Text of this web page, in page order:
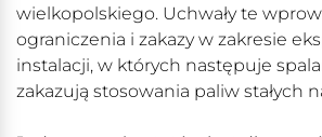
wielkopolskiego. Uchwały te
ograniczenia i zakazy w zakresie
instalacji, w których następuje
zakazują stosowania paliw stałych